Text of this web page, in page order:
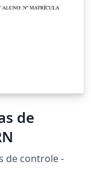
de
de controle -